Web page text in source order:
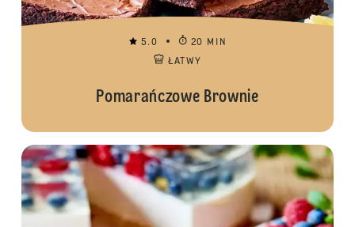
5.0
20 MIN
ŁATWY
Pomarańczowe Brownie